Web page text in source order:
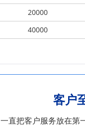
20000
40000
客户
直把客户服务放在第